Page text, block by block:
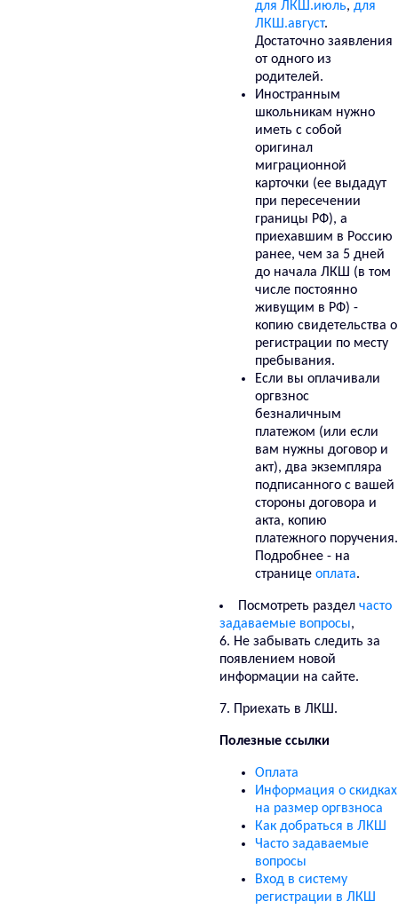
для ЛКШ.июль, для
ЛКШ.август.
Достаточно заявления
от одного из
родителей.
Иностранным
школьникам нужно
иметь с собой
оригинал
миграционной
карточки (ее выдадут
при пересечении
границы РФ), а
приехавшим в Россию
ранее, чем за 5 дней
до начала ЛКШ (в том
числе постоянно
живущим в РФ) -
копию свидетельства о
регистрации по месту
пребывания.
Если вы оплачивали
оргвзнос
безналичным
платежом (или если
вам нужны договор и
акт), два экземпляра
подписанного с вашей
стороны договора и
акта, копию
платежного поручения.
Подробнее - на
странице оплата.
Посмотреть раздел часто
задаваемые вопросы,
6. Не забывать следить за
появлением новой
информации на сайте.
7. Приехать в ЛКШ.
Полезные ссылки
Оплата
Информация о скидках
на размер оргвзноса
Как добраться в ЛКШ
Часто задаваемые
вопросы
Вход в систему
регистрации в ЛКШ